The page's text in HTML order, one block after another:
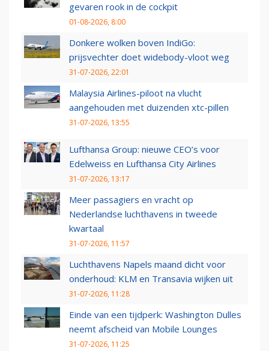
gevaren rook in de cockpit
01-08-2026, 8:00
Donkere wolken boven IndiGo:
prijsvechter doet widebody-vloot weg
31-07-2026, 22:01
Malaysia Airlines-piloot na vlucht
aangehouden met duizenden xtc-pillen
31-07-2026, 13:55
Lufthansa Group: nieuwe CEO’s voor
Edelweiss en Lufthansa City Airlines
31-07-2026, 13:17
Meer passagiers en vracht op
Nederlandse luchthavens in tweede
kwartaal
31-07-2026, 11:57
Luchthavens Napels maand dicht voor
onderhoud: KLM en Transavia wijken uit
31-07-2026, 11:28
Einde van een tijdperk: Washington Dulles
neemt afscheid van Mobile Lounges
31-07-2026, 11:25